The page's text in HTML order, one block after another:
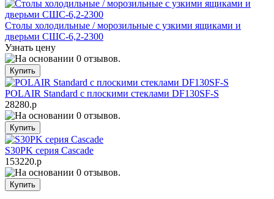
Столы холодильные / морозильные с узкими ящиками и
дверьми СШС-6,2-2300
Узнать цену
POLAIR Standard с плоскими стеклами DF130SF-S
28280.р
S30PK серия Cascade
153220.р